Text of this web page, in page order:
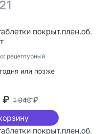
21
покрыт.плен.об.
рецептурный
или позже
₽ 1 048 ₽
покрыт.плен.об.